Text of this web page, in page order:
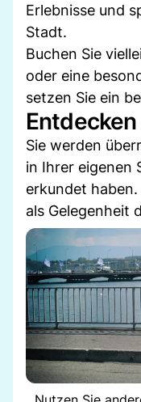
Erlebnisse und
Stadt.
Buchen Sie
oder eine
setzen Sie ein
Sie werden
in Ihrer eigenen
erkundet
als Gelegenheit